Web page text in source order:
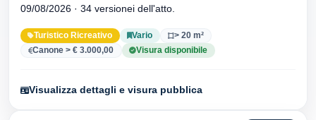
09/08/2026 · 34 versionei dell'atto.
Turistico Ricreativo Vario
> 20 m²
Canone > € 3.000,00
Visura disponibile
Visualizza dettagli e visura pubblica